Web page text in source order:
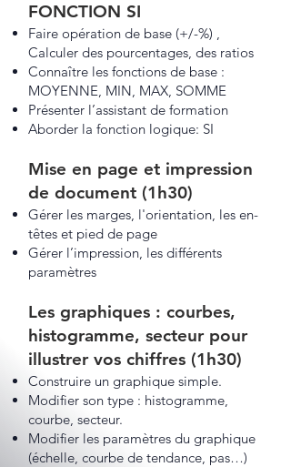
FONCTION SI
Faire opération de base (+/-%) ,
Calculer des pourcentages, des ratios
Connaître les fonctions de base :
MOYENNE, MIN, MAX, SOMME
Présenter l’assistant de formation
Aborder la fonction logique: SI
Mise en page et impression
de document (1h30)
Gérer les marges, l'orientation, les en-
têtes et pied de page
Gérer l’impression, les différents
paramètres
Les graphiques : courbes,
histogramme, secteur pour
illustrer vos chiffres (1h30)
Construire un graphique simple.
Modifier son type : histogramme,
courbe, secteur.
Modifier les paramètres du graphique
(échelle, courbe de tendance, pas…)